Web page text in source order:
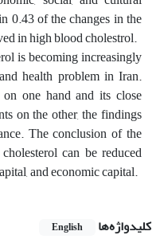
0.43 of the changes in the
in high blood cholestrol.
is becoming increasingly
health problem in Iran.
one hand and its close
on the other, the findings
The conclusion of the
can be reduced
and economic capital.
کلیدواژه‌ها English